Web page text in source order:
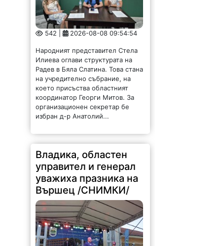
542 | 2026-08-08 09:54:54
Народният представител Стела
Илиева оглави структурата на
Радев в Бяла Слатина. Това стана
на учредително събрание, на
което присъства областният
координатор Георги Митов. За
организационен секретар бе
избран д-р Анатолий...
Владика, областен
управител и генерал
уважиха празника на
Вършец /СНИМКИ/